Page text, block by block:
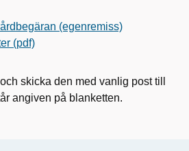
(egenremiss)
(pdf)
skicka den med vanlig post till
angiven på blanketten.